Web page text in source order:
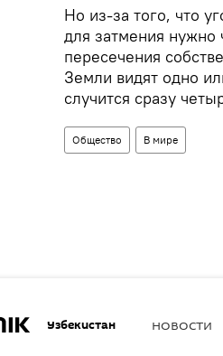
Но из-за того, что
для затмения нужно
пересечения
Земли видят одно
случится сразу
Общество В мире
Узбекистан НОВОСТИ